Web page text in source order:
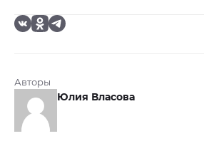
Авторы
Юлия Власова